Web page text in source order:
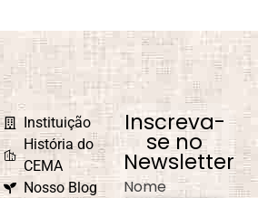
Instituição
História do
CEMA
Nosso Blog
Inscreva-
se no
Newsletter
Nome